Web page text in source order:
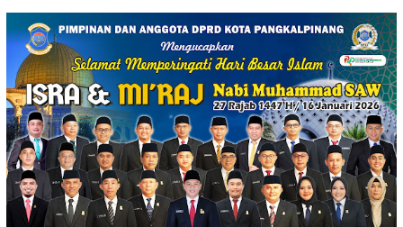
Loncat
konten